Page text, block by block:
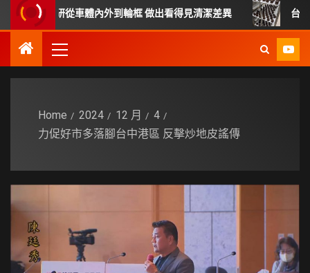
研從車體內外到輪框 做出看得見清潔差異 台南東區麵
Home 2024 12 月
4
力促好市多落腳台中港區 反擊炒地皮謠傳